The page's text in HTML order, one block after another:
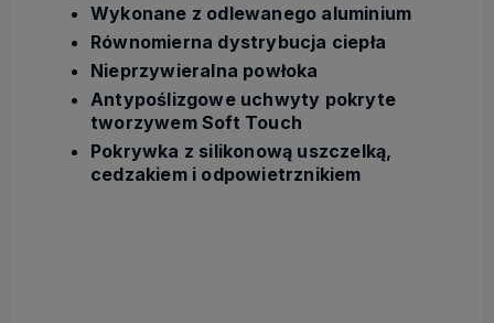
Wykonane z odlewanego aluminium
Równomierna dystrybucja ciepła
Nieprzywieralna powłoka
Antypoślizgowe uchwyty pokryte
tworzywem Soft Touch
Pokrywka z silikonową uszczelką,
cedzakiem i odpowietrznikiem